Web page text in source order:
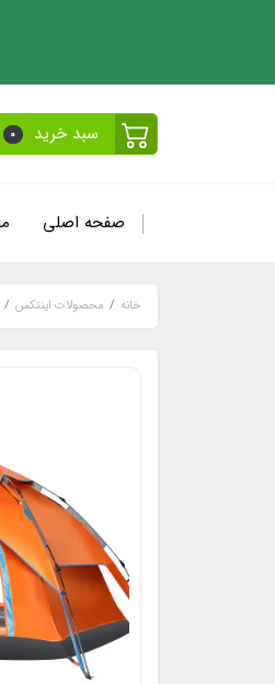
سبد خرید 0
صفحه اصلی
خانه محصولات اینتکس